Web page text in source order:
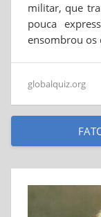
militar, que
pouca
ensombrou os
globalquiz.org